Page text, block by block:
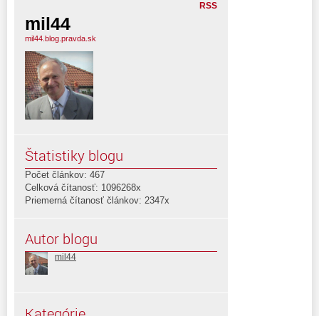
RSS
mil44
mil44.blog.pravda.sk
Štatistiky blogu
Počet článkov: 467
Celková čítanosť: 1096268x
Priemerná čítanosť článkov: 2347x
Autor blogu
mil44